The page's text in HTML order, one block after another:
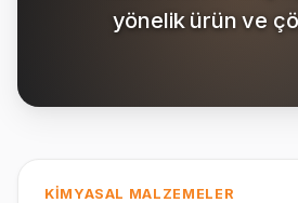
yönelik ürün ve
KİMYASAL MALZEMELER